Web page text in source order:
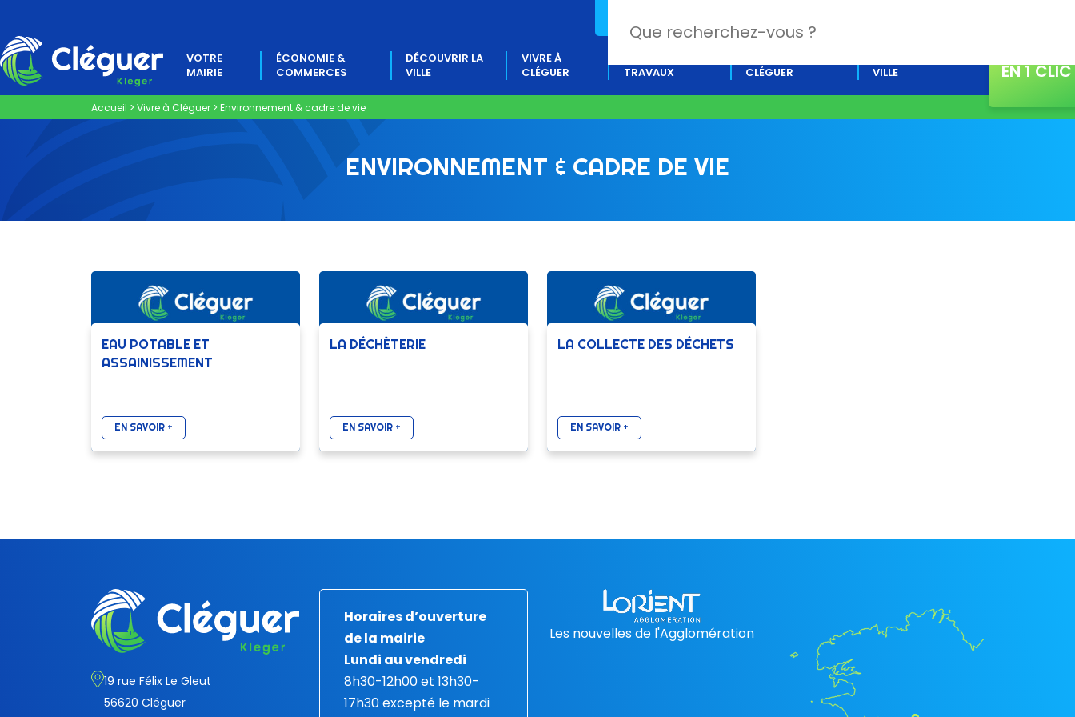
VOTRE
MAIRIE
ÉCONOMIE &
COMMERCES
DÉCOUVRIR LA
VILLE
VIVRE À
CLÉGUER
TRAVAUX
CLÉGUER
VILLE
EN 1 CLIC
Accueil > Vivre à Cléguer > Environnement & cadre de vie
ENVIRONNEMENT & CADRE DE VIE
EAU POTABLE ET
ASSAINISSEMENT
EN SAVOIR +
LA DÉCHÈTERIE
EN SAVOIR +
LA COLLECTE DES DÉCHETS
EN SAVOIR +
19 rue Félix Le Gleut
56620 Cléguer
Horaires d’ouverture
de la mairie
Lundi au vendredi
8h30-12h00 et 13h30-
17h30 excepté le mardi
Les nouvelles de l'Agglomération